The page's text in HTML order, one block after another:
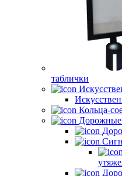
таблички
Кольца-